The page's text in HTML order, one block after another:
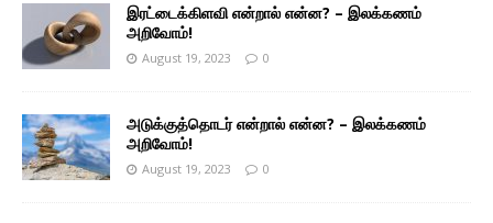
இரட்டைக்கிளவி என்றால் என்ன? – இலக்கணம்
அறிவோம்!
August 19, 2023 0
அடுக்குத்தொடர் என்றால் என்ன? – இலக்கணம்
அறிவோம்!
August 19, 2023 0